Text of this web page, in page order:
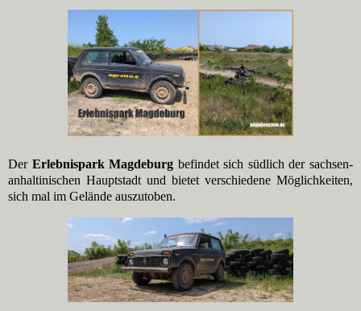
Der Erlebnispark Magdeburg befindet sich südlich der sachsen-
anhaltinischen Hauptstadt und bietet verschiedene Möglichkeiten,
sich mal im Gelände auszutoben.